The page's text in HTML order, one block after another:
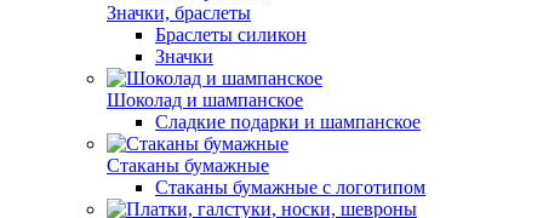
Значки, браслеты
Браслеты силикон
Значки
Шоколад и шампанское
Сладкие подарки и шампанское
Стаканы бумажные
Стаканы бумажные с логотипом